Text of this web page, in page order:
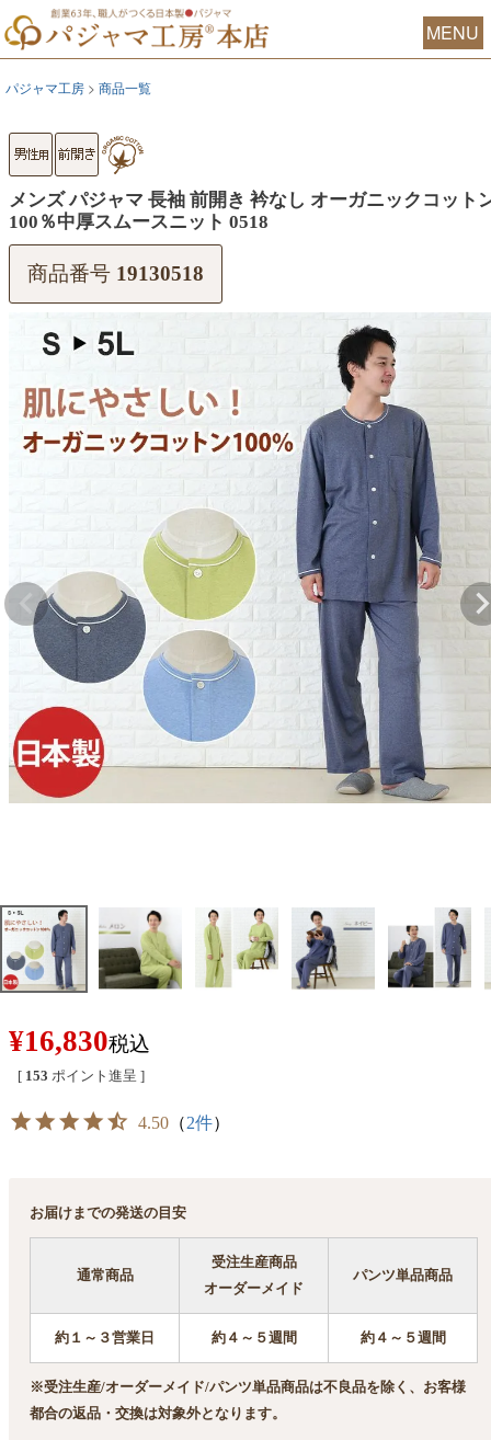
MENU
パジャマ工房 商品一覧
メンズ パジャマ 長袖 前開き 衿なし オーガニックコット
100％中厚スムースニット 0518
商品番号 19130518
¥16,830税込
[ 153 ポイント進呈 ]
4.50 （2件）
お届けまでの発送の目安
通常商品
受注生産商品
オーダーメイド
パンツ単品商品
約１～３営業日 約４～５週間 約４～５週間
※受注生産/オーダーメイド/パンツ単品商品は不良品を除く、お客様
都合の返品・交換は対象外となります。